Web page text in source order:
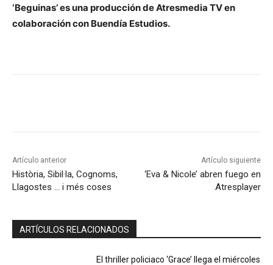
‘Beguinas’ es una producción de Atresmedia TV en
colaboración con Buendía Estudios.
Artículo anterior
Història, Sibil·la, Cognoms,
Llagostes … i més coses
Artículo siguiente
‘Eva & Nicole’ abren fuego en
Atresplayer
ARTÍCULOS RELACIONADOS
El thriller policiaco ‘Grace’ llega el miércoles